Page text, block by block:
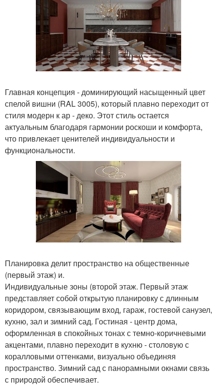
Главная концепция - доминирующий насыщенный цвет
спелой вишни (RAL 3005), который плавно переходит от
стиля модерн к ар - деко. Этот стиль остается
актуальным благодаря гармонии роскоши и комфорта,
что привлекает ценителей индивидуальности и
функциональности.
Планировка делит пространство на общественные
(первый этаж) и.
Индивидуальные зоны (второй этаж. Первый этаж
представляет собой открытую планировку с длинным
коридором, связывающим вход, гараж, гостевой санузел,
кухню, зал и зимний сад. Гостиная - центр дома,
оформленная в спокойных тонах с темно-коричневыми
акцентами, плавно переходит в кухню - столовую с
коралловыми оттенками, визуально объединяя
пространство. Зимний сад с панорамными окнами связь
с природой обеспечивает.